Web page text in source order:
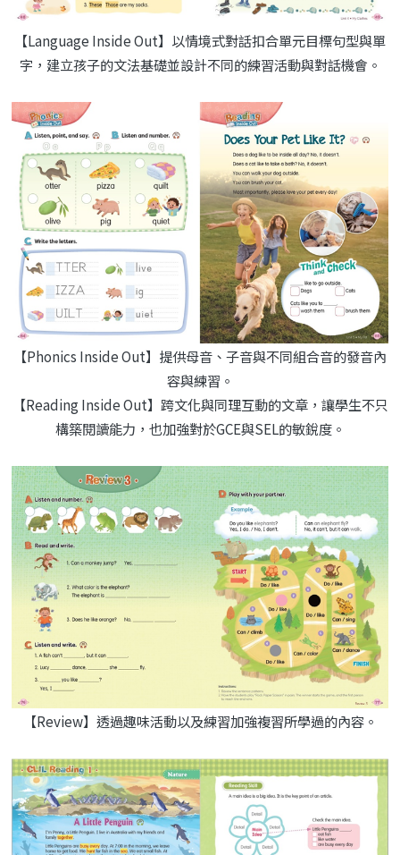
【Language Inside Out】以情境式對話扣合單元目標句型與單
字，建立孩子的文法基礎並設計不同的練習活動與對話機會。
【Phonics Inside Out】提供母音、子音與不同組合音的發音內
容與練習。
【Reading Inside Out】跨文化與同理互動的文章，讓學生不只
構築閱讀能力，也加強對於GCE與SEL的敏銳度。
【Review】透過趣味活動以及練習加強複習所學過的內容。